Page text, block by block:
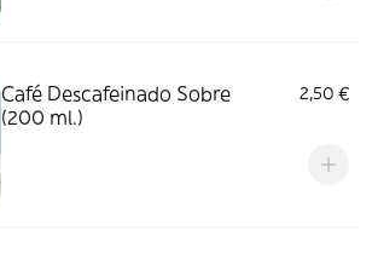
Café Descafeinado Sobre
(200 ml.)
2,50 €